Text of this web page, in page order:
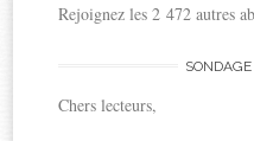
Rejoignez les 2 472 autres
SONDAGE
Chers lecteurs,